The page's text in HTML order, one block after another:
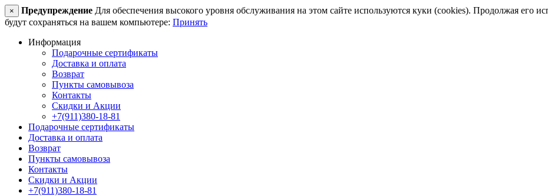
× Предупреждение Для обеспечения высокого уровня обслуживания на этом сайте используются куки (cookies). Продолжая его
будут сохраняться на вашем компьютере: Принять
Информация
Подарочные сертификаты
Доставка и оплата
Возврат
Пункты самовывоза
Контакты
Скидки и Акции
+7(911)380-18-81
Подарочные сертификаты
Доставка и оплата
Возврат
Пункты самовывоза
Контакты
Скидки и Акции
+7(911)380-18-81